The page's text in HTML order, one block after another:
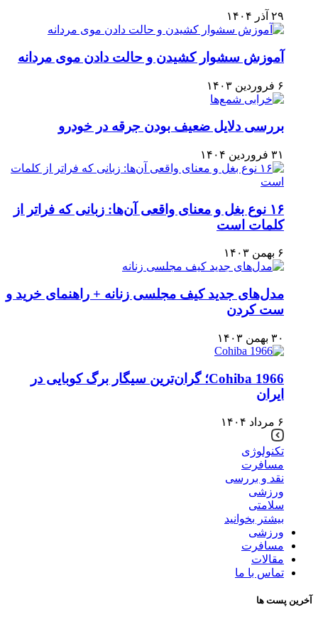
۲۹ آذر ۱۴۰۴
آموزش سشوار کشیدن و حالت دادن موی مردانه
۶ فروردین ۱۴۰۳
بررسی دلایل ضعیف بودن جرقه در خودرو
۳۱ فروردین ۱۴۰۴
۱۶ نوع بغل و معنای واقعی آن‌ها: زبانی که فراتر از
کلمات است
۶ بهمن ۱۴۰۳
مدل‌های جدید کیف مجلسی زنانه + راهنمای خرید و
ست کردن
۳۰ بهمن ۱۴۰۳
Cohiba 1966؛ گران‌ترین سیگار برگ کوبایی در
ایران
۶ مرداد ۱۴۰۴
تکنولوژی
مسافرت
نقد و بررسی
ورزشی
سلامتی
بیشتر بخوانید
ورزشی
مسافرت
مقالات
تماس با ما
آخرین پست ها